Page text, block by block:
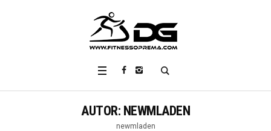
AUTOR: NEWMLADEN
newmladen